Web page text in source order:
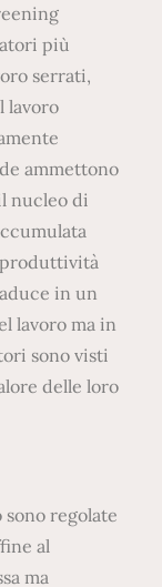
più
serrati,
lavoro
ammettono
nucleo di
produttività
in un
lavoro ma in
sono visti
delle loro
regolate
al
ma